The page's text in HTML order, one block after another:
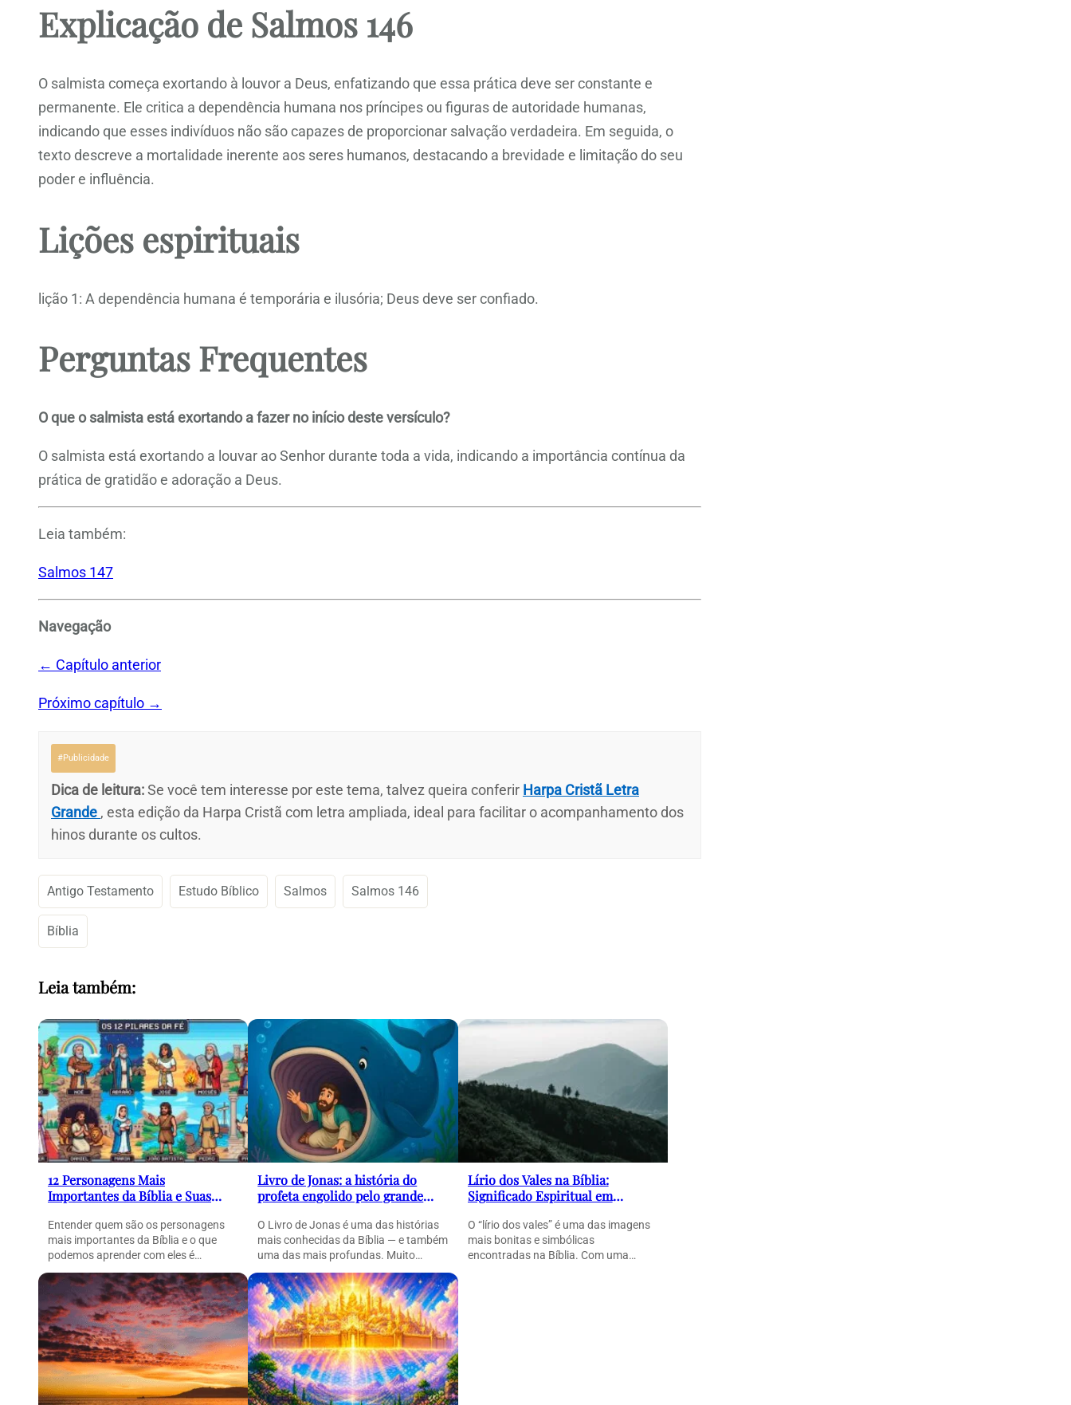
Explicação de Salmos 146
O salmista começa exortando à louvor a Deus, enfatizando que essa prática deve ser constante e
permanente. Ele critica a dependência humana nos príncipes ou figuras de autoridade humanas,
indicando que esses indivíduos não são capazes de proporcionar salvação verdadeira. Em seguida, o
texto descreve a mortalidade inerente aos seres humanos, destacando a brevidade e limitação do seu
poder e influência.
Lições espirituais
lição 1: A dependência humana é temporária e ilusória; Deus deve ser confiado.
Perguntas Frequentes
O que o salmista está exortando a fazer no início deste versículo?
O salmista está exortando a louvar ao Senhor durante toda a vida, indicando a importância contínua da
prática de gratidão e adoração a Deus.
Leia também:
Salmos 147
Navegação
← Capítulo anterior
Próximo capítulo →
#Publicidade
Dica de leitura:Se você tem interesse por este tema, talvez queira conferir Harpa Cristã Letra
Grande , esta edição da Harpa Cristã com letra ampliada, ideal para facilitar o acompanhamento dos
hinos durante os cultos.
Antigo Testamento Estudo Bíblico Salmos Salmos 146
Bíblia
Leia também:
12 Personagens Mais
Importantes da Bíblia e Suas
Entender quem são os personagens
mais importantes da Bíblia e o que
podemos aprender com eles é
essencial para compreender…
Livro de Jonas: a história do
profeta engolido pelo grande
O Livro de Jonas é uma das histórias
mais conhecidas da Bíblia — e também
uma das mais profundas. Muito…
Lírio dos Vales na Bíblia:
Significado Espiritual em
O “lírio dos vales” é uma das imagens
mais bonitas e simbólicas
encontradas na Bíblia. Com uma